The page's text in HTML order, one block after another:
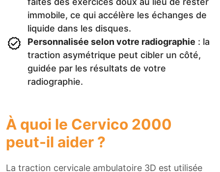
immobile, ce qui accélère les échanges de
liquide dans les disques.
Personnalisée selon votre radiographie : la
traction asymétrique peut cibler un côté,
guidée par les résultats de votre
radiographie.
À quoi le Cervico 2000
peut-il aider ?
La traction cervicale ambulatoire 3D est utilisée